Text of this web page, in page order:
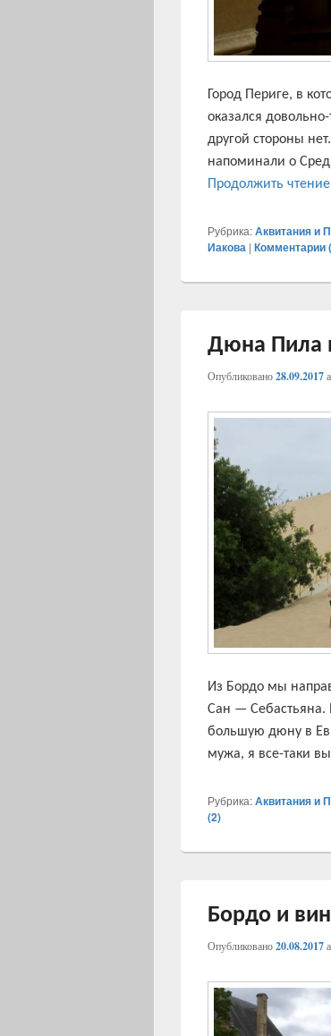
Город Периге, в
оказался
другой стороны
напоминали о
Продолжить чтение
Рубрика:Аквитания и
Иакова | Комментарии (
Дюна Пила
Опубликовано28.09.2017
Из Бордо мы
Сан — Себастьяна.
большую дюну в
мужа, я все-таки
Рубрика:Аквитания и
(2)
Бордо и
Опубликовано20.08.2017